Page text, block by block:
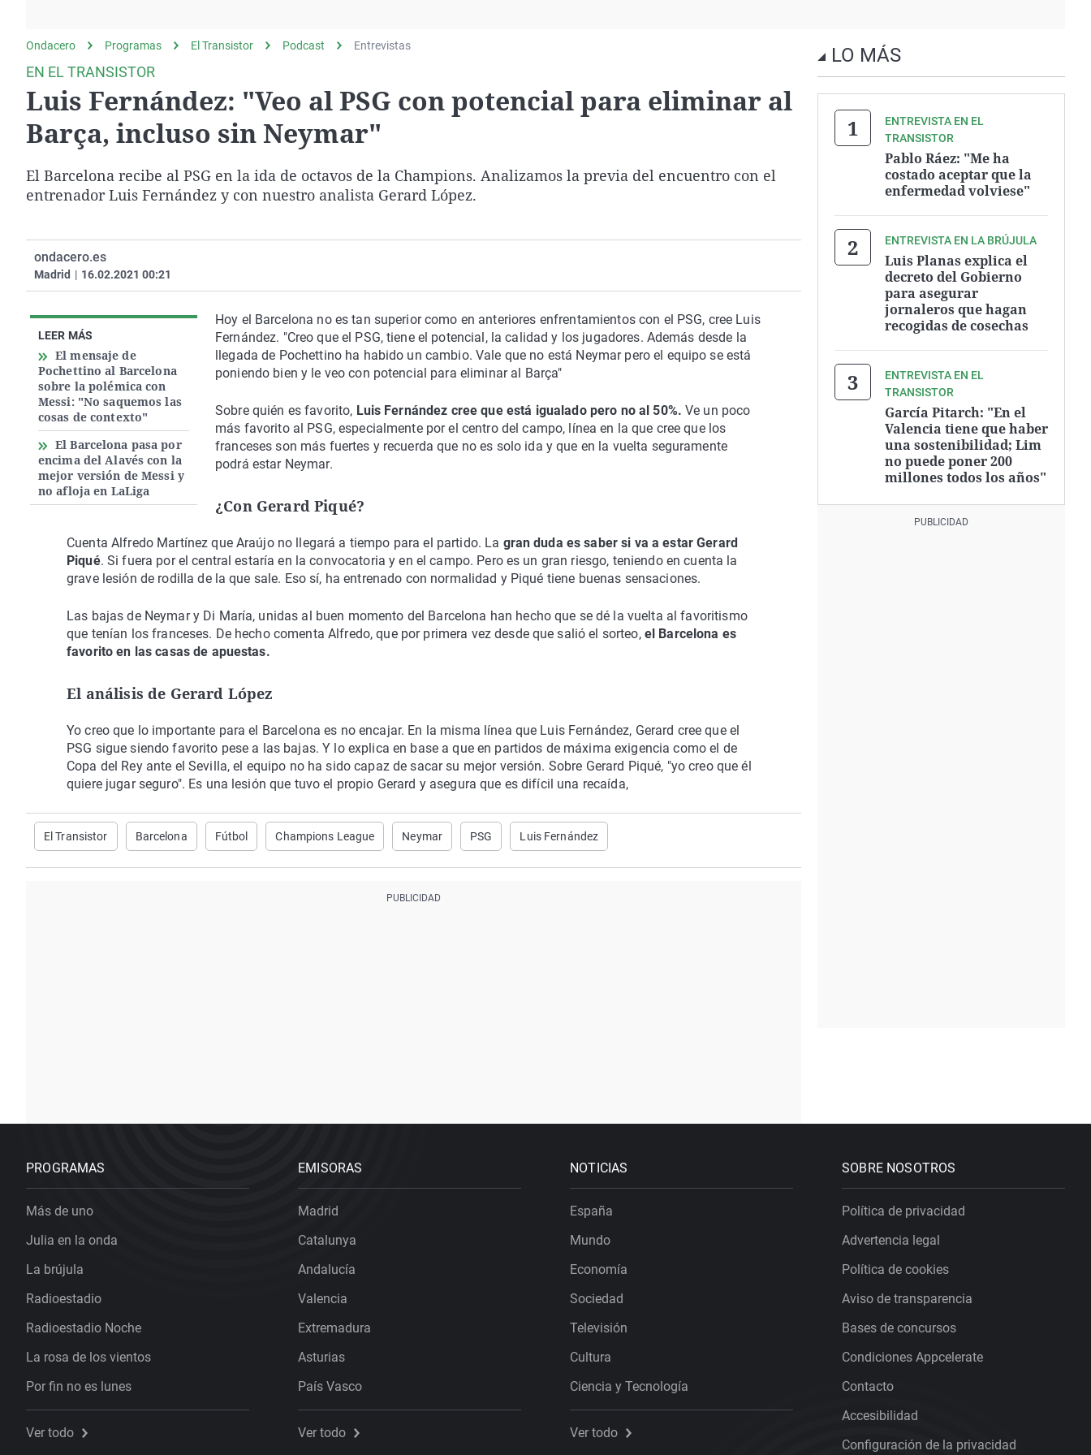
gato
Operación Viuda
Negra
Ondacero Programas El Transistor Podcast Entrevistas
EN EL TRANSISTOR
Luis Fernández: "Veo al PSG con potencial para eliminar al
Barça, incluso sin Neymar"
El Barcelona recibe al PSG en la ida de octavos de la Champions. Analizamos la previa del encuentro con el
entrenador Luis Fernández y con nuestro analista Gerard López.
ondacero.es
Madrid | 16.02.2021 00:21
LEER MÁS
El mensaje de
Pochettino al Barcelona
sobre la polémica con
Messi: "No saquemos las
cosas de contexto"
El Barcelona pasa por
encima del Alavés con la
mejor versión de Messi y
no afloja en LaLiga
Hoy el Barcelona no es tan superior como en anteriores enfrentamientos con el PSG, cree Luis
Fernández. "Creo que el PSG, tiene el potencial, la calidad y los jugadores. Además desde la
llegada de Pochettino ha habido un cambio. Vale que no está Neymar pero el equipo se está
poniendo bien y le veo con potencial para eliminar al Barça"
Sobre quién es favorito, Luis Fernández cree que está igualado pero no al 50%. Ve un poco
más favorito al PSG, especialmente por el centro del campo, línea en la que cree que los
franceses son más fuertes y recuerda que no es solo ida y que en la vuelta seguramente
podrá estar Neymar.
¿Con Gerard Piqué?
Cuenta Alfredo Martínez que Araújo no llegará a tiempo para el partido. La gran duda es saber si va a estar Gerard
Piqué. Si fuera por el central estaría en la convocatoria y en el campo. Pero es un gran riesgo, teniendo en cuenta la
grave lesión de rodilla de la que sale. Eso sí, ha entrenado con normalidad y Piqué tiene buenas sensaciones.
Las bajas de Neymar y Di María, unidas al buen momento del Barcelona han hecho que se dé la vuelta al favoritismo
que tenían los franceses. De hecho comenta Alfredo, que por primera vez desde que salió el sorteo,el Barcelona es
favorito en las casas de apuestas.
El análisis de Gerard López
Yo creo que lo importante para el Barcelona es no encajar. En la misma línea que Luis Fernández, Gerard cree que el
PSG sigue siendo favorito pese a las bajas. Y lo explica en base a que en partidos de máxima exigencia como el de
Copa del Rey ante el Sevilla, el equipo no ha sido capaz de sacar su mejor versión. Sobre Gerard Piqué, "yo creo que él
quiere jugar seguro". Es una lesión que tuvo el propio Gerard y asegura que es difícil una recaída,
El Transistor Barcelona Fútbol Champions League Neymar PSG Luis Fernández
LO MÁS
ENTREVISTA EN EL
TRANSISTOR
Pablo Ráez: "Me ha
costado aceptar que la
enfermedad volviese"
ENTREVISTA EN LA BRÚJULA
Luis Planas explica el
decreto del Gobierno
para asegurar
jornaleros que hagan
recogidas de cosechas
ENTREVISTA EN EL
TRANSISTOR
García Pitarch: "En el
Valencia tiene que haber
una sostenibilidad; Lim
no puede poner 200
millones todos los años"
PROGRAMAS
Más de uno
Julia en la onda
La brújula
Radioestadio
Radioestadio Noche
La rosa de los vientos
Por fin no es lunes
Ver todo
EMISORAS
Madrid
Catalunya
Andalucía
Valencia
Extremadura
Asturias
País Vasco
Ver todo
NOTICIAS
España
Mundo
Economía
Sociedad
Televisión
Cultura
Ciencia y Tecnología
Ver todo
SOBRE NOSOTROS
Política de privacidad
Advertencia legal
Política de cookies
Aviso de transparencia
Bases de concursos
Condiciones Appcelerate
Contacto
Accesibilidad
Configuración de la privacidad